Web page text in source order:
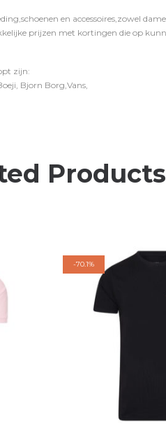
en accessoires,zowel
prijzen met kortingen die op
zijn:
Bjorn Borg,Vans,
Products
-70.1%